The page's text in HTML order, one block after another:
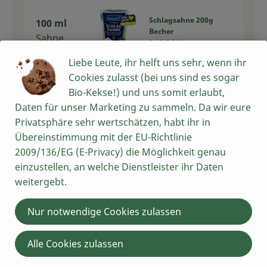
100 ml
Sahne
Auswahl ändern
Schlagsahne 200g
Becher
8,45 € /1kg
Stück
Artikelanzahl
Gesamtpreis: 1,69 €
100 g
Käse
(gerieben
Auswahl ändern
Reibekäse 150g
Artikelanzahl
Liebe Leute, ihr helft uns sehr, wenn ihr
Cookies zulasst (bei uns sind es sogar
Bio-Kekse!) und uns somit erlaubt,
Daten für unser Marketing zu sammeln. Da wir eure
Privatsphäre sehr wertschätzen, habt ihr in
Übereinstimmung mit der EU-Richtlinie
2009/136/EG (E-Privacy) die Möglichkeit genau
einzustellen, an welche Dienstleister ihr Daten
weitergebt.
Nur notwendige Cookies zulassen
Alle Cookies zulassen